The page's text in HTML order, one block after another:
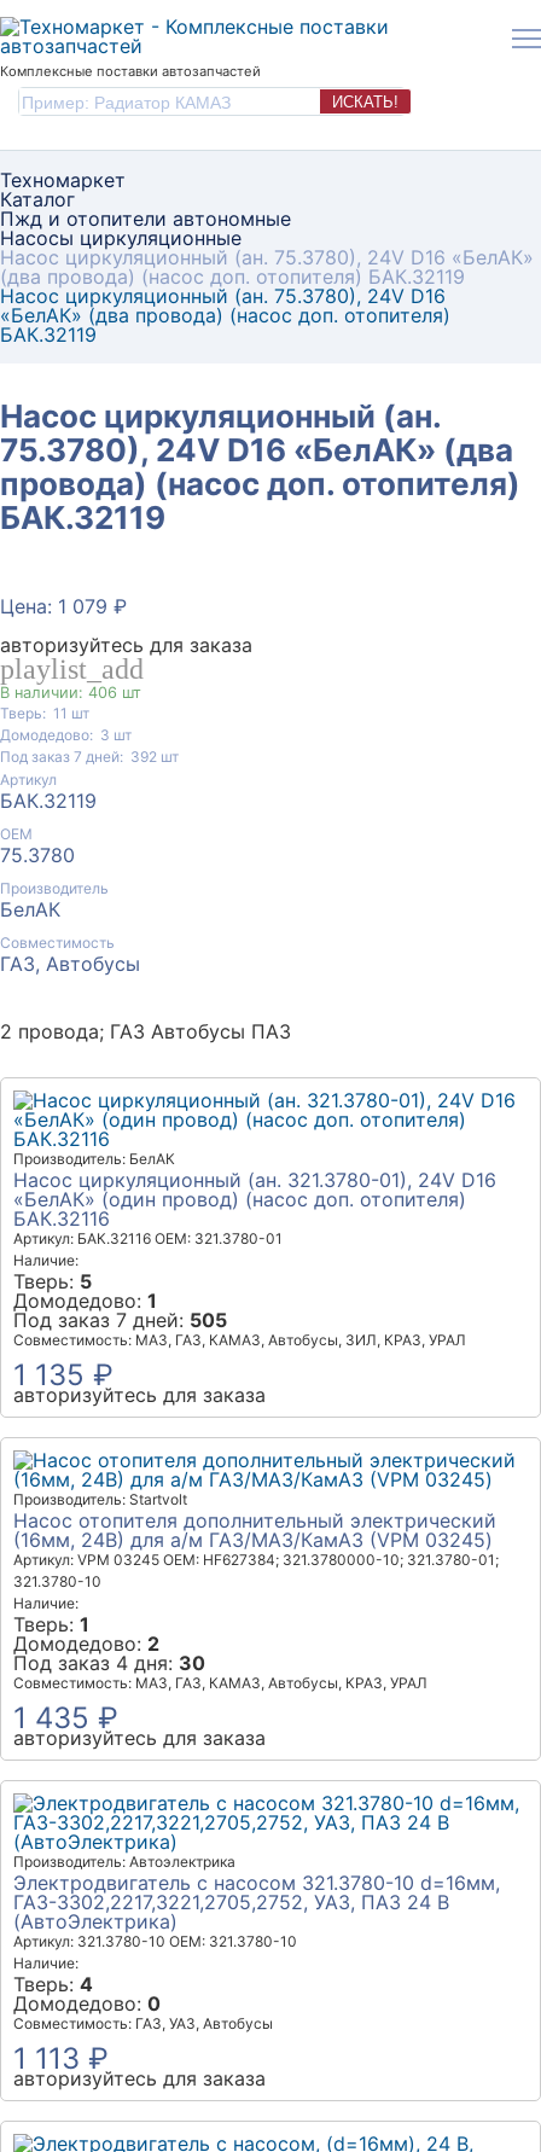
Комплексные поставки автозапчастей
ИСКАТЬ!
Техномаркет
Каталог
Пжд и отопители автономные
Насосы циркуляционные
Насос циркуляционный (ан. 75.3780), 24V D16 «БелАК»
(два провода) (насос доп. отопителя) БАК.32119
Насос циркуляционный (ан. 75.3780), 24V D16
«БелАК» (два провода) (насос доп. отопителя)
БАК.32119
Насос циркуляционный (ан.
75.3780), 24V D16 «БелАК» (два
провода) (насос доп. отопителя)
БАК.32119
Цена: 1 079 ₽
авторизуйтесь для заказа
playlist_add
В наличии: 406 шт
Тверь: 11 шт
Домодедово: 3 шт
Под заказ 7 дней: 392 шт
Артикул
БАК.32119
ОЕМ
75.3780
Производитель
БелАК
Совместимость
ГАЗ, Автобусы
2 провода; ГАЗ Автобусы ПАЗ
Производитель: БелАК
Насос циркуляционный (ан. 321.3780-01), 24V D16
«БелАК» (один провод) (насос доп. отопителя)
БАК.32116
Артикул: БАК.32116 OEM: 321.3780-01
Наличие:
Тверь: 5
Домодедово: 1
Под заказ 7 дней: 505
Совместимость: МАЗ, ГАЗ, КАМАЗ, Автобусы, ЗИЛ, КРАЗ, УРАЛ
1 135 ₽
авторизуйтесь для заказа
Производитель: Startvolt
Насос отопителя дополнительный электрический
(16мм, 24В) для а/м ГАЗ/МАЗ/КамАЗ (VPM 03245)
Артикул: VPM 03245 OEM: HF627384; 321.3780000-10; 321.3780-01;
321.3780-10
Наличие:
Тверь: 1
Домодедово: 2
Под заказ 4 дня: 30
Совместимость: МАЗ, ГАЗ, КАМАЗ, Автобусы, КРАЗ, УРАЛ
1 435 ₽
авторизуйтесь для заказа
Производитель: Автоэлектрика
Электродвигатель с насосом 321.3780-10 d=16мм,
ГАЗ-3302,2217,3221,2705,2752, УАЗ, ПАЗ 24 В
(АвтоЭлектрика)
Артикул: 321.3780-10 OEM: 321.3780-10
Наличие:
Тверь: 4
Домодедово: 0
Совместимость: ГАЗ, УАЗ, Автобусы
1 113 ₽
авторизуйтесь для заказа